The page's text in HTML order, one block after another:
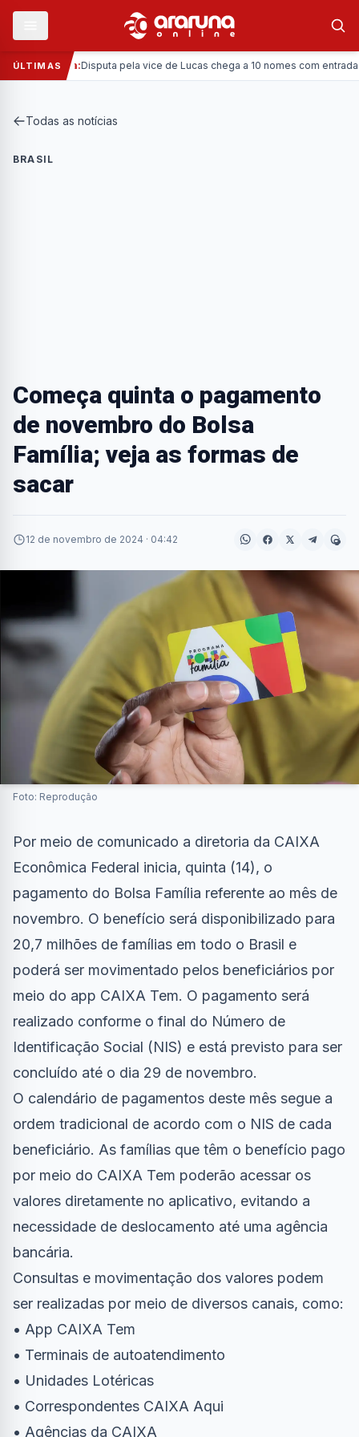
ÚLTIMAS
Política: Disputa pela vice de Lucas chega a 10 nomes com entrada
Todas as notícias
BRASIL
Começa quinta o pagamento
de novembro do Bolsa
Família; veja as formas de
sacar
12 de novembro de 2024 · 04:42
Foto: Reprodução
Por meio de comunicado a diretoria da CAIXA
Econômica Federal inicia, quinta (14), o
pagamento do Bolsa Família referente ao mês de
novembro. O benefício será disponibilizado para
20,7 milhões de famílias em todo o Brasil e
poderá ser movimentado pelos beneficiários por
meio do app CAIXA Tem. O pagamento será
realizado conforme o final do Número de
Identificação Social (NIS) e está previsto para ser
concluído até o dia 29 de novembro.
O calendário de pagamentos deste mês segue a
ordem tradicional de acordo com o NIS de cada
beneficiário. As famílias que têm o benefício pago
por meio do CAIXA Tem poderão acessar os
valores diretamente no aplicativo, evitando a
necessidade de deslocamento até uma agência
bancária.
Consultas e movimentação dos valores podem
ser realizadas por meio de diversos canais, como:
• App CAIXA Tem
• Terminais de autoatendimento
• Unidades Lotéricas
• Correspondentes CAIXA Aqui
• Agências da CAIXA